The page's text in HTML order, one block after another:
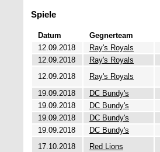
Spiele
Datum Gegnerteam
12.09.2018
Ray's Royals
12.09.2018
Ray's Royals
12.09.2018
Ray's Royals
19.09.2018
DC Bundy's
19.09.2018
DC Bundy's
19.09.2018
DC Bundy's
19.09.2018
DC Bundy's
17.10.2018
Red Lions